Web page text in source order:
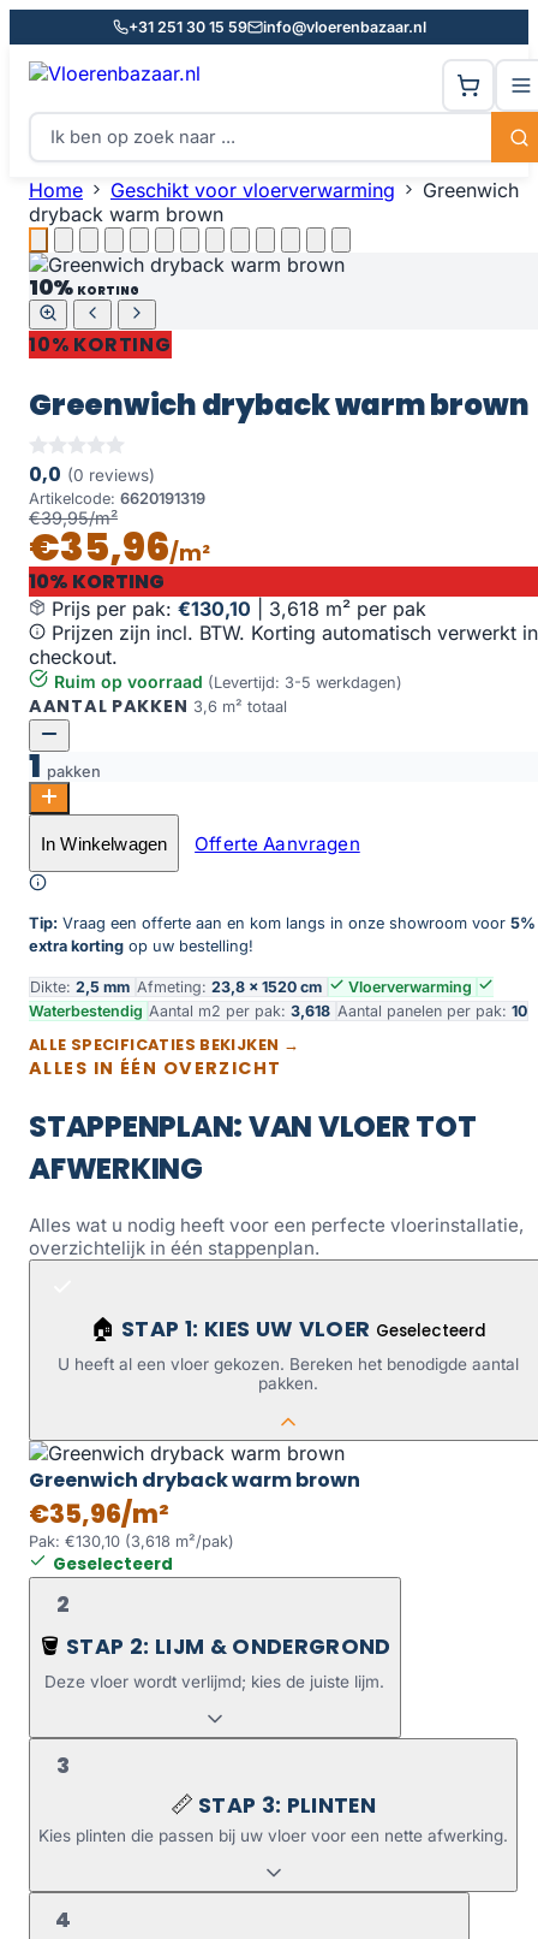
+31 251 30 15 59 info@vloerenbazaar.nl
Home Geschikt voor vloerverwarming
Greenwich
dryback warm brown
10% KORTING
10% KORTING
Greenwich dryback warm brown
0,0 (0 reviews)
Artikelcode: 6620191319
€39,95/m²
€35,96/m²
10% KORTING
Prijs per pak: €130,10
3,618 m² per pak
Prijzen zijn incl. BTW. Korting automatisch verwerkt in
checkout.
Ruim op voorraad (Levertijd: 3-5 werkdagen)
AANTAL PAKKEN 3,6 m² totaal
1 pakken
Greenwich dryback warm brown aantal
Toevoegen aan winkelwagen
In Winkelwagen Offerte Aanvragen
Tip: Vraag een offerte aan en kom langs in onze showroom voor 5%
extra korting op uw bestelling!
Dikte: 2,5 mm Afmeting: 23,8 × 1520 cm
Vloerverwarming
Waterbestendig Aantal m2 per pak: 3,618 Aantal panelen per pak: 10
ALLE SPECIFICATIES BEKIJKEN →
ALLES IN ÉÉN OVERZICHT
STAPPENPLAN: VAN VLOER TOT
AFWERKING
Alles wat u nodig heeft voor een perfecte vloerinstallatie,
overzichtelijk in één stappenplan.
🏠 STAP 1: KIES UW VLOER Geselecteerd
U heeft al een vloer gekozen. Bereken het benodigde aantal
pakken.
Greenwich dryback warm brown
€35,96/m²
Pak: €130,10 (3,618 m²/pak)
Geselecteerd
2
🪣 STAP 2: LIJM & ONDERGROND
Deze vloer wordt verlijmd; kies de juiste lijm.
3
📏 STAP 3: PLINTEN
Kies plinten die passen bij uw vloer voor een nette afwerking.
4